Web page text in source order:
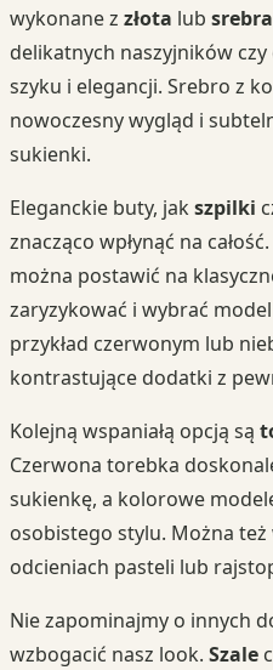
wykonane z złota lub srebra
delikatnych naszyjników
szyku i elegancji. Srebro z
nowoczesny wygląd i
sukienki.
Eleganckie buty, jak szpilki
znacząco wpłynąć na
można postawić na
zaryzykować i wybrać
przykład czerwonym lub
kontrastujące dodatki z
Kolejną wspaniałą opcją są
Czerwona torebka
sukienkę, a kolorowe
osobistego stylu. Można
odcieniach pasteli lub
Nie zapominajmy o innych
wzbogacić nasz look. Szale